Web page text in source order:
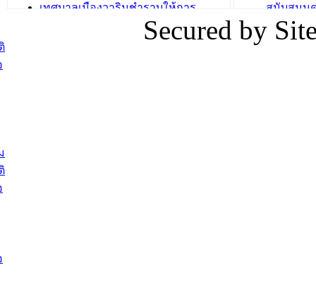
เทศบาลเมืองวารินชำราบให้การ
ต้อนรับพนักงานเทศบาลผู้ผ่านการ
สรรหาให้ดำรงตำแหน่งสายงานผู้
สนับสนุน
ภัยน้ำท่วม
ภาพบรร
Secured by